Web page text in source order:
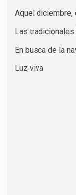
Aquel diciembre,
Las
En busca de la
Luz viva